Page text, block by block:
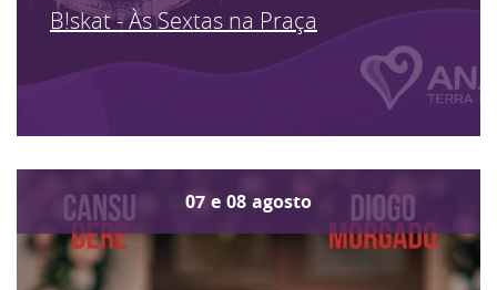
B!skat - Às Sextas na Praça
07 e 08 agosto